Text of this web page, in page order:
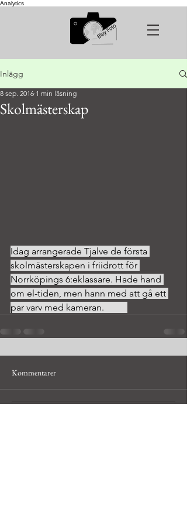
Analytics
Inlägg
Skolmästerskap
8 sep. 2016 1 min läsning
Idag arrangerade Tjalve de första
skolmästerskapen i friidrott för
Norrköpings 6:eklassare. Hade hand
om el-tiden, men hann med att gå ett
Kommentarer